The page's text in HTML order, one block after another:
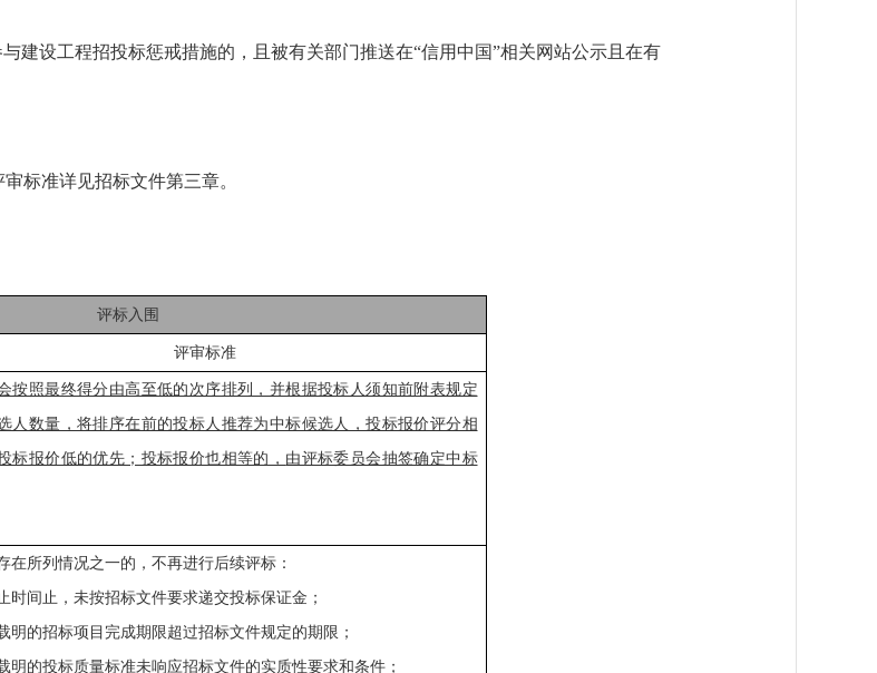
建设工程招投标惩戒措施的，且被有关部门推送在“信用中国”相关网站公示且在有
标准详见招标文件第三章。
评标入围
评审标准
按照最终得分由高至低的次序排列，并根据投标人须知前附表规定
人数量，将排序在前的投标人推荐为中标候选人，投标报价评分相
标报价低的优先；投标报价也相等的， 由评标委员会抽签确定中标
在所列情况之一的，不再进行后续评标：
时间止，未按招标文件要求递交投标保证金；
明的招标项目完成期限超过招标文件规定的期限；
明的投标质量标准未响应招标文件的实质性要求和条件；